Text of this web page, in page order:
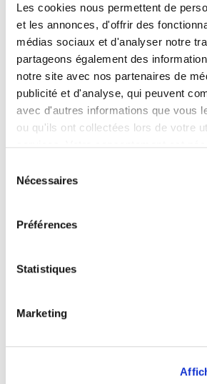
Les cookies nous permettent de
et les annonces, d'offrir des
médias sociaux et d'analyser notre
partageons également des
notre site avec nos partenaires de
publicité et d'analyse, qui peuvent
avec d'autres informations que vous
ou qu'ils ont collectées lors de votre
Nécessaires
Préférences
Statistiques
Marketing
SUR-MESURE
TRANSPARENCE